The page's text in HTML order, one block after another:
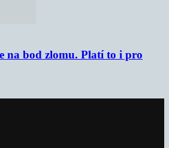
na bod zlomu. Platí to i pro